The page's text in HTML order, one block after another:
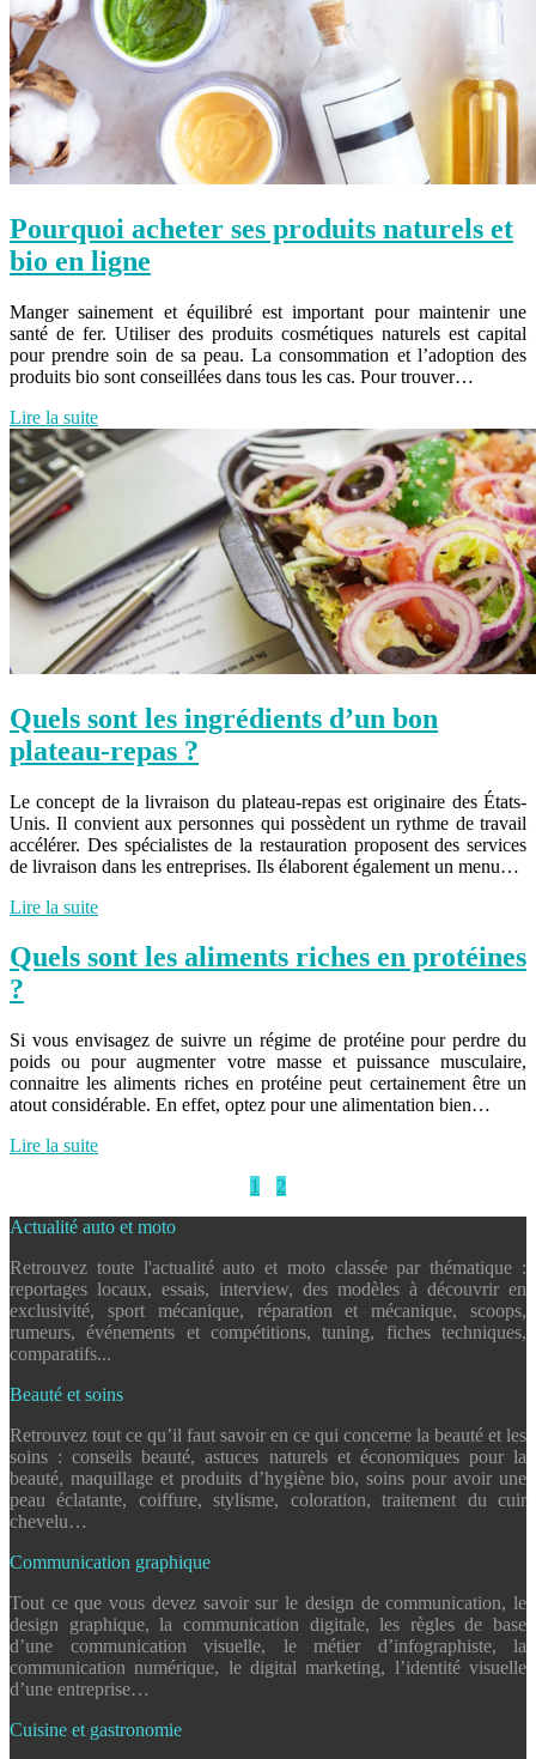
Pourquoi acheter ses produits naturels et
bio en ligne
Manger sainement et équilibré est important pour maintenir une
santé de fer. Utiliser des produits cosmétiques naturels est capital
pour prendre soin de sa peau. La consommation et l’adoption des
produits bio sont conseillées dans tous les cas. Pour trouver…
Lire la suite
Quels sont les ingrédients d’un bon
plateau-repas ?
Le concept de la livraison du plateau-repas est originaire des États-
Unis. Il convient aux personnes qui possèdent un rythme de travail
accélérer. Des spécialistes de la restauration proposent des services
de livraison dans les entreprises. Ils élaborent également un menu…
Lire la suite
Quels sont les aliments riches en protéines
?
Si vous envisagez de suivre un régime de protéine pour perdre du
poids ou pour augmenter votre masse et puissance musculaire,
connaitre les aliments riches en protéine peut certainement être un
atout considérable. En effet, optez pour une alimentation bien…
Lire la suite
1
2
Actualité auto et moto
Retrouvez toute l'actualité auto et moto classée par thématique :
reportages locaux, essais, interview, des modèles à découvrir en
exclusivité, sport mécanique, réparation et mécanique, scoops,
rumeurs, événements et compétitions, tuning, fiches techniques,
comparatifs...
Beauté et soins
Retrouvez tout ce qu’il faut savoir en ce qui concerne la beauté et les
soins : conseils beauté, astuces naturels et économiques pour la
beauté, maquillage et produits d’hygiène bio, soins pour avoir une
peau éclatante, coiffure, stylisme, coloration, traitement du cuir
chevelu…
Communication graphique
Tout ce que vous devez savoir sur le design de communication, le
design graphique, la communication digitale, les règles de base
d’une communication visuelle, le métier d’infographiste, la
communication numérique, le digital marketing, l’identité visuelle
d’une entreprise…
Cuisine et gastronomie